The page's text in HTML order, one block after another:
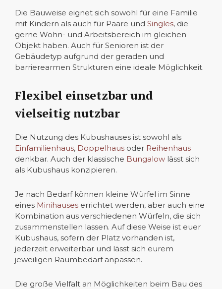
Die Bauweise eignet sich sowohl für eine Familie
mit Kindern als auch für Paare und Singles, die
gerne Wohn- und Arbeitsbereich im gleichen
Objekt haben. Auch für Senioren ist der
Gebäudetyp aufgrund der geraden und
barrierearmen Strukturen eine ideale Möglichkeit.
Flexibel einsetzbar und
vielseitig nutzbar
Die Nutzung des Kubushauses ist sowohl als
Einfamilienhaus, Doppelhaus oder Reihenhaus
denkbar. Auch der klassische Bungalow lässt sich
als Kubushaus konzipieren.
Je nach Bedarf können kleine Würfel im Sinne
eines Minihauses errichtet werden, aber auch eine
Kombination aus verschiedenen Würfeln, die sich
zusammenstellen lassen. Auf diese Weise ist euer
Kubushaus, sofern der Platz vorhanden ist,
jederzeit erweiterbar und lässt sich eurem
jeweiligen Raumbedarf anpassen.
Die große Vielfalt an Möglichkeiten beim Bau des